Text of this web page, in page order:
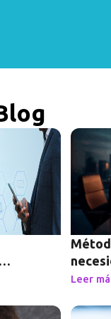
Leer